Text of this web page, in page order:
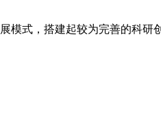
模式，搭建起较为完善的科研